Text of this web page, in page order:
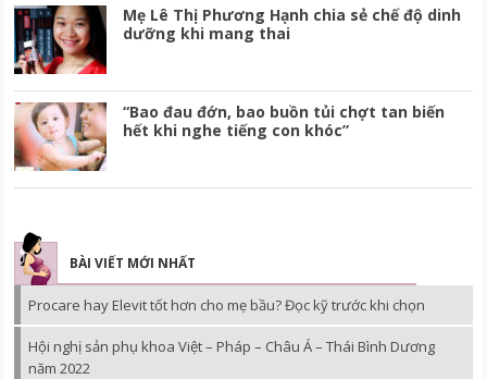
Mẹ Lê Thị Phương Hạnh chia sẻ chế độ dinh
dưỡng khi mang thai
“Bao đau đớn, bao buồn tủi chợt tan biến
hết khi nghe tiếng con khóc”
BÀI VIẾT MỚI NHẤT
Procare hay Elevit tốt hơn cho mẹ bầu? Đọc kỹ trước khi chọn
Hội nghị sản phụ khoa Việt – Pháp – Châu Á – Thái Bình Dương
năm 2022